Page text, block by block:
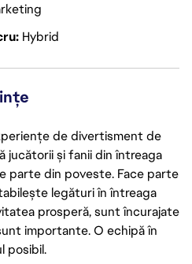
Hybrid
de divertisment de
jucătorii și fanii din întreaga
parte din poveste. Face parte
legături în întreaga
prosperă, sunt încurajate
importante. O echipă în
posibil.